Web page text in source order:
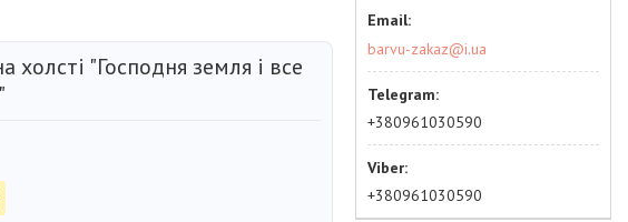
холсті "Господня земля і все
barvu-zakaz@i.ua
+380961030590
+380961030590